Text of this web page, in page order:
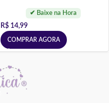
R$ 14,99
COMPRAR AGORA